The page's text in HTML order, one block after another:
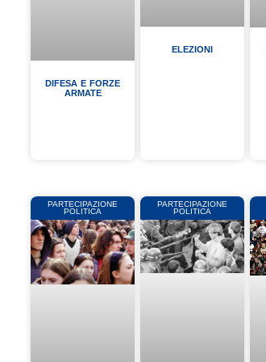
DIFESA E FORZE
ARMATE
ELEZIONI
PARTECIPAZIONE
POLITICA
PARTECIPAZIONE
POLITICA